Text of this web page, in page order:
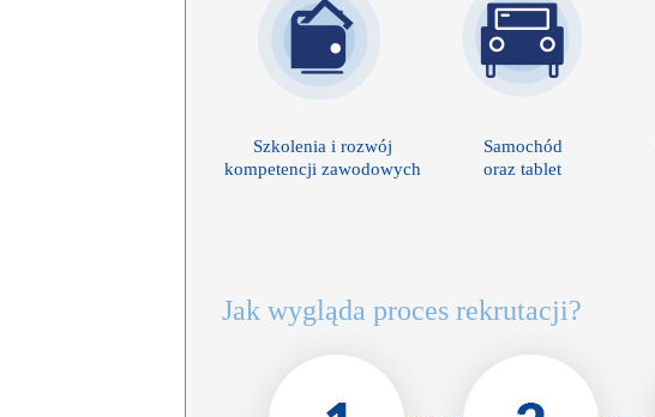
Szkolenia i rozwój
kompetencji zawodowych
Samochód
oraz tablet
Jak wygląda proces rekrutacji?